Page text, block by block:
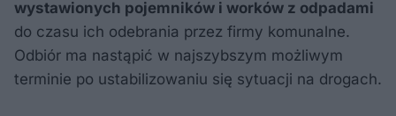
wystawionych pojemników i worków z odpadami
do czasu ich odebrania przez firmy komunalne.
Odbiór ma nastąpić w najszybszym możliwym
terminie po ustabilizowaniu się sytuacji na drogach.